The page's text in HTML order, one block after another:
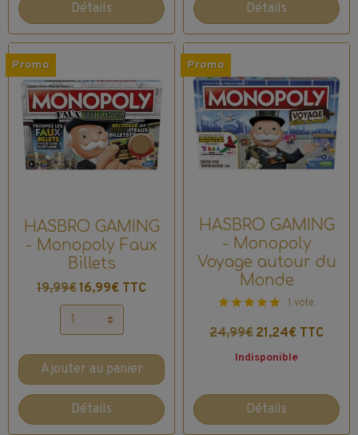
Détails Détails
Promo
HASBRO GAMING
- Monopoly Faux
Billets
19,99€16,99€ TTC
Ajouter au panier
Détails
Promo
HASBRO GAMING
- Monopoly
Voyage autour du
Monde
1 vote.
24,99€ 21,24€ TTC
Indisponible
Détails